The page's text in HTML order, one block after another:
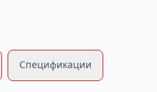
Спецификации